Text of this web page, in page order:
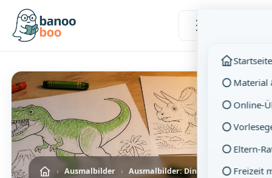
Startseite
Material
Online-
Eltern-
Freizeit
› Ausmalbilder › Ausmalbilder: Dinosaurier